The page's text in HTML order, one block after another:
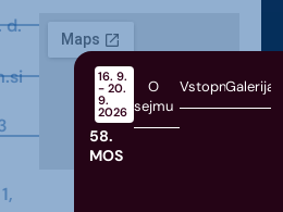
d.
58.
MOS
16. 9.
- 20.
9.
2026
O
sejmu
VstopniceGalerija